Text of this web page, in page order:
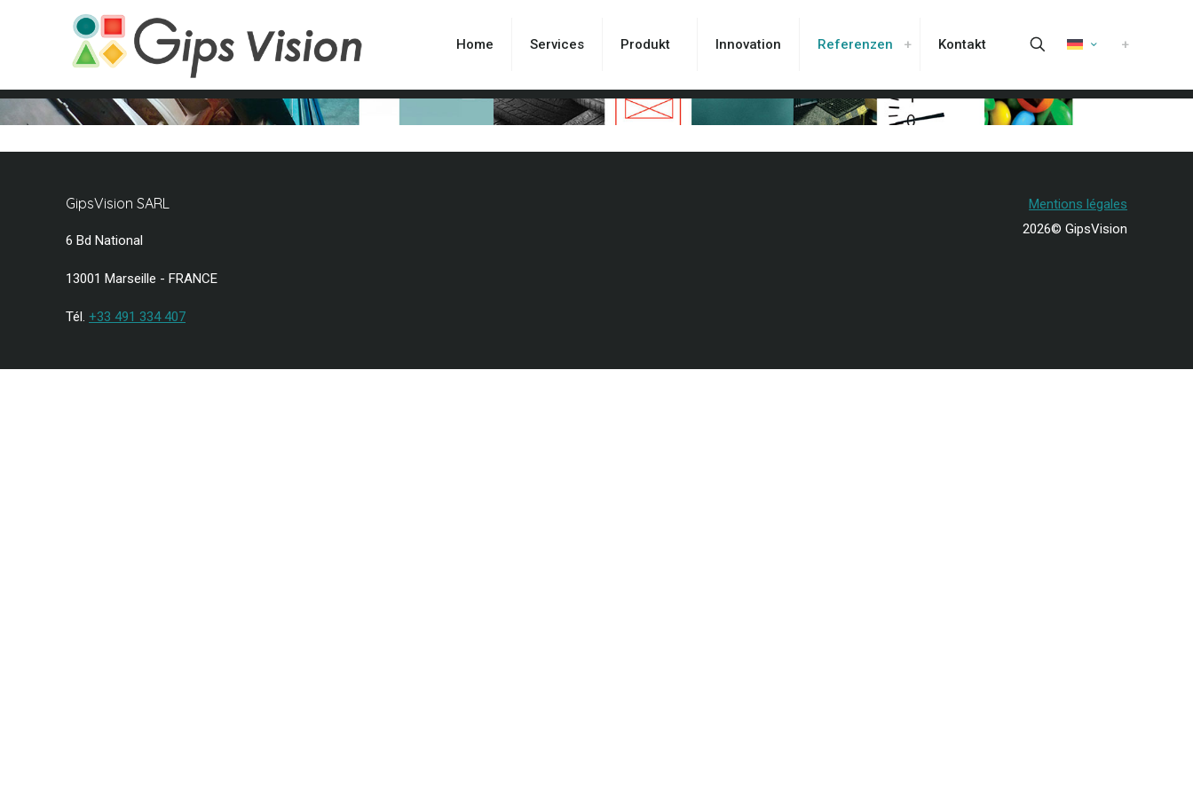
Home Services Produkt Innovation Referenzen Kontakt
GipsVision SARL
6 Bd National
13001 Marseille - FRANCE
Tél. +33 491 334 407
Mentions légales
2026© GipsVision